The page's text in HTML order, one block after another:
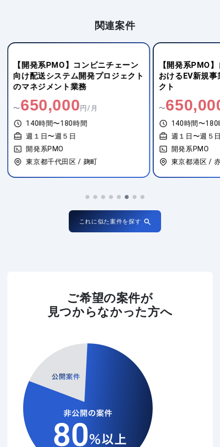
関連案件
【開発系PMO】コンビニチェーン
向け配送システム開発プロジェクト
のマネジメント業務
〜650,000円/月
140時間〜180時間
週１日〜週５日
開発系PMO
東京都千代田区 / 麹町
【開発系PMO
おけるEV新規
クト
〜
140時間〜180
週１日〜週５
開発系PMO
東京都港区 /
これに似た案件を探す
ご希望の案件が
見つからなかった方へ